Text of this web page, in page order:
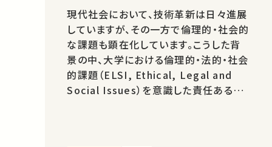
現代社会において、技術革新は日々進展
していますが、その一方で倫理的・社会的
な課題も顕在化しています。こうした背
景の中、大学における倫理的・法的・社会
的課題（ELSI, Ethical, Legal and
Social Issues）を意識した責任ある研